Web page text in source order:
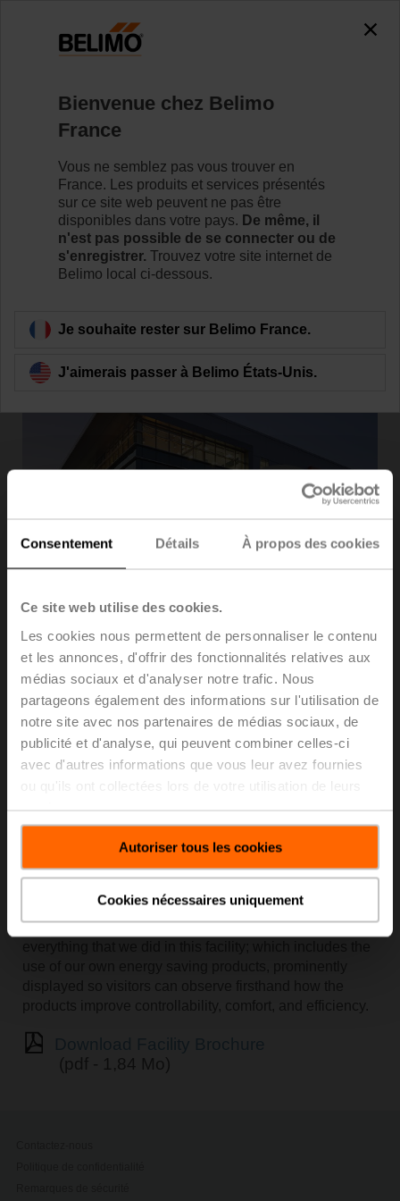
Consentement Détails À propos des cookies
Ce site web utilise des cookies.
Les cookies nous permettent de personnaliser le contenu
et les annonces, d'offrir des fonctionnalités relatives aux
médias sociaux et d'analyser notre trafic. Nous
partageons également des informations sur l'utilisation de
notre site avec nos partenaires de médias sociaux, de
publicité et d'analyse, qui peuvent combiner celles-ci
avec d'autres informations que vous leur avez fournies
Autoriser tous les cookies
Cookies nécessaires uniquement
Accueil News
Belimo Americas North
American Headquarters
Receives LEED Gold
Certification
BELIMO Americas’ North American Headquarters
makes a bold statement in support Belimo’s mission and
leadership goals for a healthy, communal, and efficient
work environment. The new headquarters was designed
featuring an HVAC installation which allows visitors to
see BELIMO products in action. BELIMO thrives on
energy performance optimization model, projecting 48
percent in energy savings.
The location and facility is a perfect fit for what Belimo is
all about. We really tried to ‘walk the walk’ with
products improve controllability, comfort, and efficiency.
(pdf - 1,84 Mo)
Bienvenue chez Belimo
France
Vous ne semblez pas vous trouver en
France. Les produits et services présentés
sur ce site web peuvent ne pas être
disponibles dans votre pays. De même, il
n'est pas possible de se connecter ou de
s'enregistrer. Trouvez votre site internet de
Belimo local ci-dessous.
Je souhaite rester sur Belimo France.
J'aimerais passer à Belimo États-Unis.